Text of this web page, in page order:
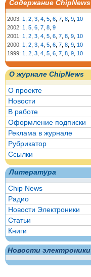
Содержание ChipNews
2003: 1 2 3 4 5 6 7 8 9 10
2002: 1 5 6 7 8 9
2001: 1 2 3 4 5 6 7 8 9 10
2000: 1 2 3 4 5 6 7 8 9 10
1999: 1 2 3 4 5 6 7 8 9 10
О журнале ChipNews
О проекте
Новости
В работе
Оформление подписки
Реклама в журнале
Рубрикатор
Ссылки
Литература
Chip News
Радио
Новости Электроники
Статьи
Книги
Новости электроники